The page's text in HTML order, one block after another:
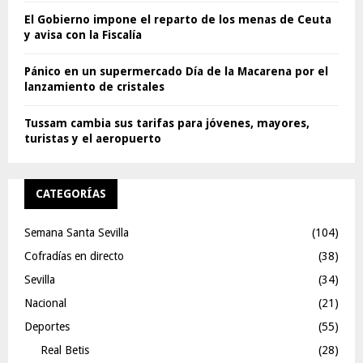
El Gobierno impone el reparto de los menas de Ceuta
y avisa con la Fiscalía
Pánico en un supermercado Día de la Macarena por el
lanzamiento de cristales
Tussam cambia sus tarifas para jóvenes, mayores,
turistas y el aeropuerto
CATEGORÍAS
Semana Santa Sevilla
(104)
Cofradías en directo
(38)
Sevilla
(34)
Nacional
(21)
Deportes
(55)
Real Betis
(28)